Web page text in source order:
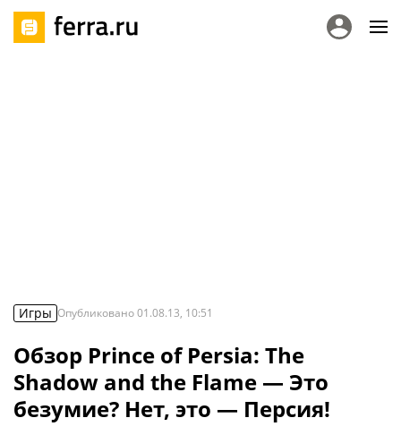
Игры Опубликовано01.08.13, 10:51
Обзор Prince of Persia: The
Shadow and the Flame — Это
безумие? Нет, это — Персия!